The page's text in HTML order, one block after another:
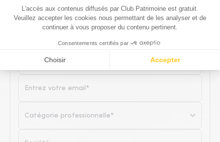
Club Patrimoine
Catégorie professionnelle*